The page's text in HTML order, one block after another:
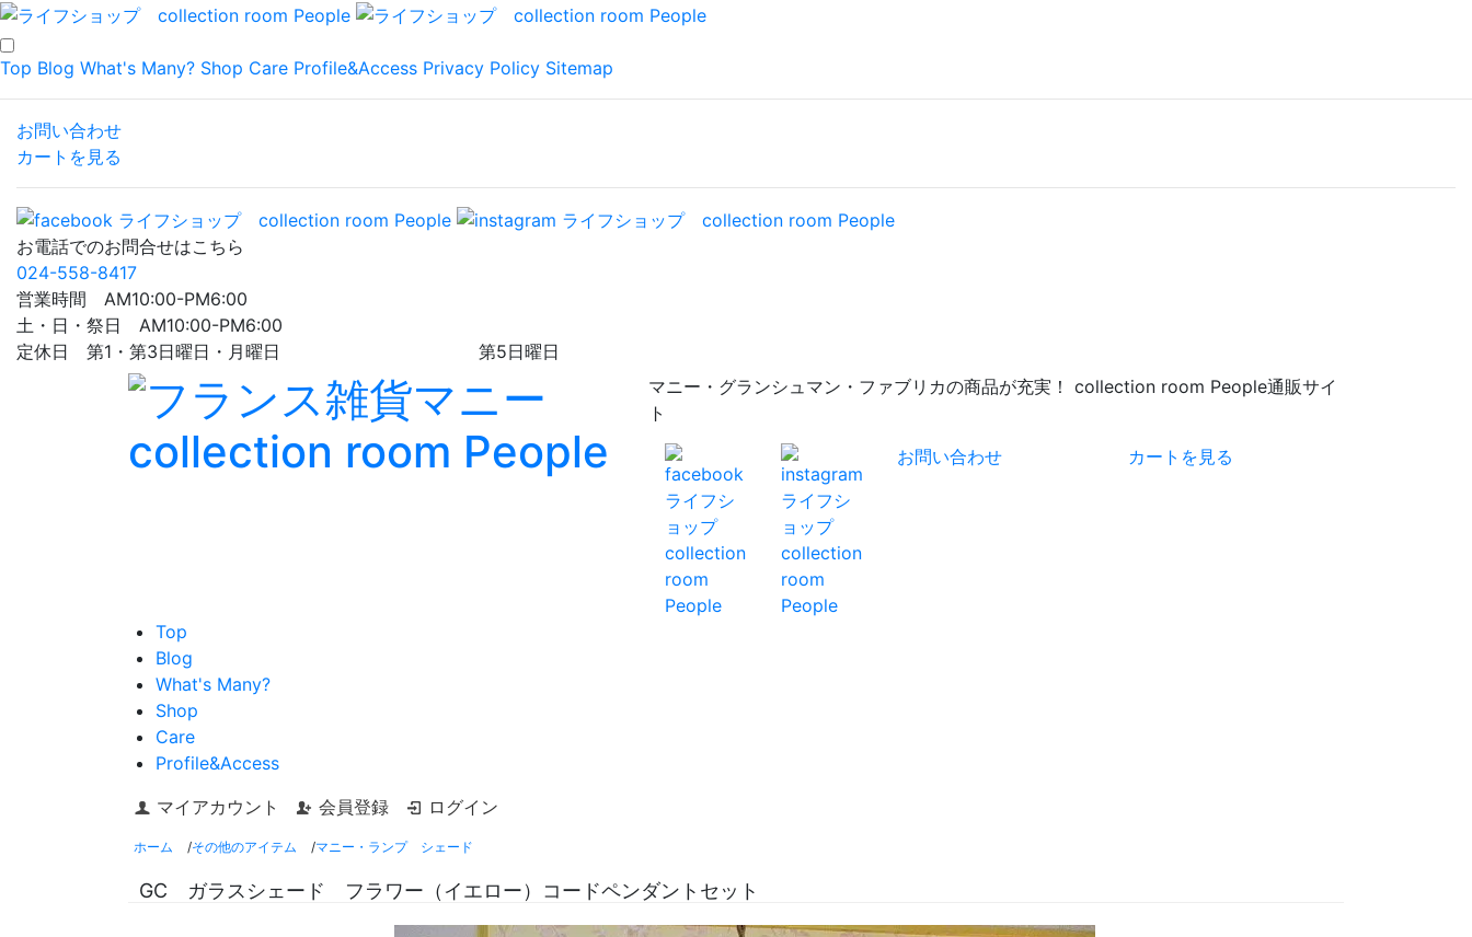
Top Blog What's Many? Shop Care Profile&Access Privacy Policy Sitemap
お問い合わせ
カートを見る
お電話でのお問合せはこちら
024-558-8417
営業時間 AM10:00-PM6:00
土・日・祭日 AM10:00-PM6:00
定休日 第1・第3日曜日・月曜日 第5日曜日
マニー・グランシュマン・ファブリカの商品が充実！ collection room People通販サイ
ト
お問い合わせ
カートを見る
Top
Blog
What's Many?
Shop
Care
Profile&Access
マイアカウント
会員登録 ログイン
ホーム /その他のアイテム /マニー・ランプ シェード
GC ガラスシェード フラワー（イエロー）コードペンダントセット